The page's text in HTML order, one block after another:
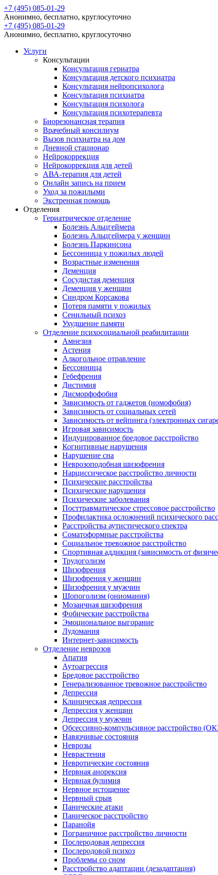
+7 (495) 085-01-29
Анонимно, бесплатно, круглосуточно
+7 (495) 085-01-29
Анонимно, бесплатно, круглосуточно
Услуги
Консультации
Консультация гериатра
Консультация детского психиатра
Консультация нейропсихолога
Консультация психиатра
Консультация психолога
Консультация психотерапевта
Биорезонансная терапия
Врачебный консилиум
Вызов психиатра на дом
Дневной стационар
Нейрокоррекция
Нейрокоррекция для детей
АВА-терапия для детей
Онлайн запись на прием
Уход за пожилыми
Экстренная помощь
Отделения
Гериатрическое отделение
Болезнь Альцгеймера
Болезнь Альцгеймера у женщин
Болезнь Паркинсона
Бессонница у пожилых людей
Возрастные изменения
Деменция
Сосудистая деменция
Деменция у женщин
Синдром Корсакова
Потеря памяти у пожилых
Сенильный психоз
Ухудшение памяти
Отделение психосоциальной реабилитации
Амнезия
Астения
Алкогольное отравление
Бессонница
Гебефрения
Дистимия
Дисморфофобия
Зависимость от гаджетов (номофобия)
Зависимость от социальных сетей
Зависимость от вейпинга (электронных
Игровая зависимость
Индуцированное бредовое расстройство
Когнитивные нарушения
Нарушение сна
Неврозоподобная шизофрения
Нарциссическое расстройство личности
Психические расстройства
Психические нарушения
Психические заболевания
Посттравматическое стрессовое расстройство
Профилактика осложнений психического
Расстройства аутистического спектра
Соматоформные расстройства
Социальное тревожное расстройство
Спортивная аддикция (зависимость от
Трудоголизм
Шизофрения
Шизофрения у женщин
Шизофрения у мужчин
Шопоголизм (ониомания)
Мозаичная шизофрения
Фобические расстройства
Эмоциональное выгорание
Лудомания
Интернет-зависимость
Отделение неврозов
Апатия
Аутоагрессия
Бредовое расстройство
Генерализованное тревожное расстройство
Депрессия
Клиническая депрессия
Депрессия у женщин
Депрессия у мужчин
Обсессивно-компульсивное расстройство
Навязчивые состояния
Неврозы
Неврастения
Невротические состояния
Нервная анорексия
Нервная булимия
Нервное истощение
Нервный срыв
Панические атаки
Паническое расстройство
Паранойя
Пограничное расстройство личности
Послеродовая депрессия
Послеродовой психоз
Проблемы со сном
Расстройство адаптации (дезадаптация)